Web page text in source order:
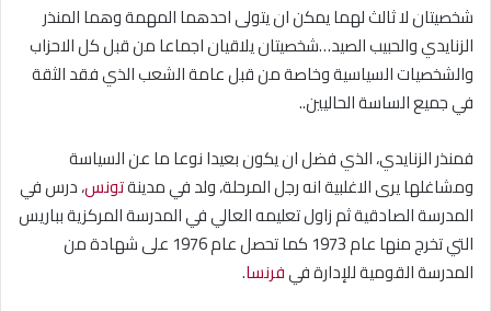
شخصيتان لا ثالث لهما يمكن ان يتولى احدهما المهمة وهما المنذر
الزنايدي والحبيب الصيد…شخصيتان يلاقيان اجماعا من قبل كل الاحزاب
والشخصيات السياسية وخاصة من قبل عامة الشعب الذي فقد الثقة
في جميع الساسة الحاليين..
فمنذر الزنايدي، الذي فضل ان يكون بعيدا نوعا ما عن السياسة
ومشاغلها يرى الاغلبية انه رجل المرحلة، ولد في مدينةتونس، درس في
المدرسة الصادقية ثم زاول تعليمه العالي في المدرسة المركزية بباريس
التي تخرج منها عام 1973 كما تحصل عام 1976 على شهادة من
المدرسة القومية للإدارة فيفرنسا.